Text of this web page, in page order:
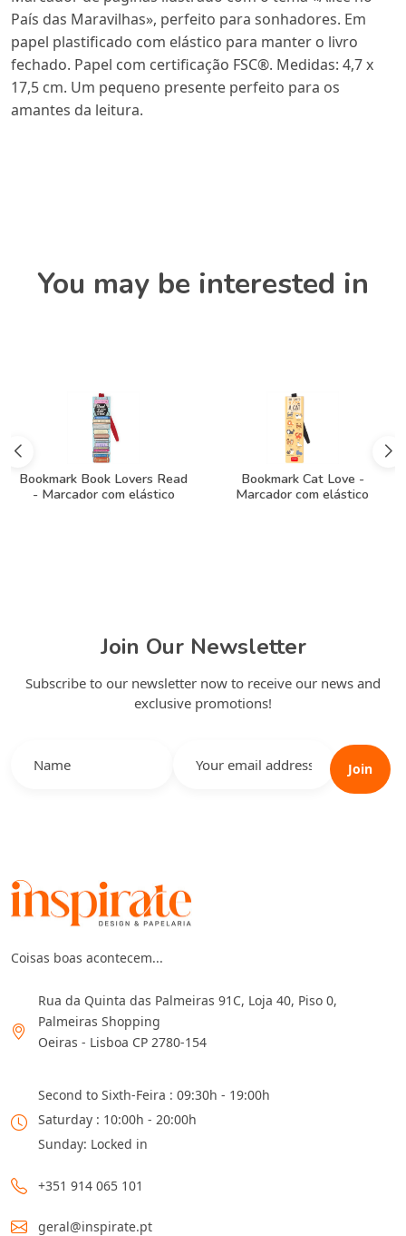
País das Maravilhas», perfeito para sonhadores. Em
papel plastificado com elástico para manter o livro
fechado. Papel com certificação FSC®. Medidas: 4,7 x
17,5 cm. Um pequeno presente perfeito para os
amantes da leitura.
You may be interested in
Bookmark Book Lovers Read
- Marcador com elástico
Bookmark Cat Love -
Marcador com elástico
Join Our Newsletter
Subscribe to our newsletter now to receive our news and
exclusive promotions!
Join
Coisas boas acontecem...
Rua da Quinta das Palmeiras 91C, Loja 40, Piso 0,
Palmeiras Shopping
Oeiras - Lisboa CP 2780-154
Second to Sixth-Feira : 09:30h - 19:00h
Saturday : 10:00h - 20:00h
Sunday: Locked in
+351 914 065 101
geral@inspirate.pt